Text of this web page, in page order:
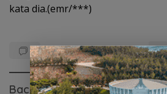
kata dia.(emr/***)
Baca Juga